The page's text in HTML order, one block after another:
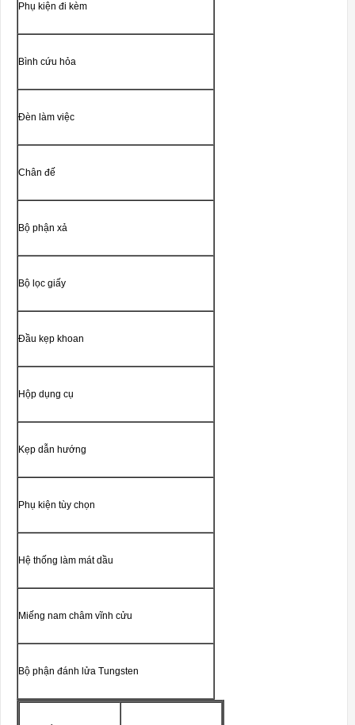
Phụ kiện đi kèm
Bình cứu hỏa
Đèn làm việc
Chân đế
Bộ phận xả
Bộ lọc giấy
Đầu kẹp khoan
Hộp dụng cụ
Kẹp dẫn hướng
Phụ kiện tùy chọn
Hệ thống làm mát dầu
Miếng nam châm vĩnh cửu
Bộ phận đánh lửa Tungsten